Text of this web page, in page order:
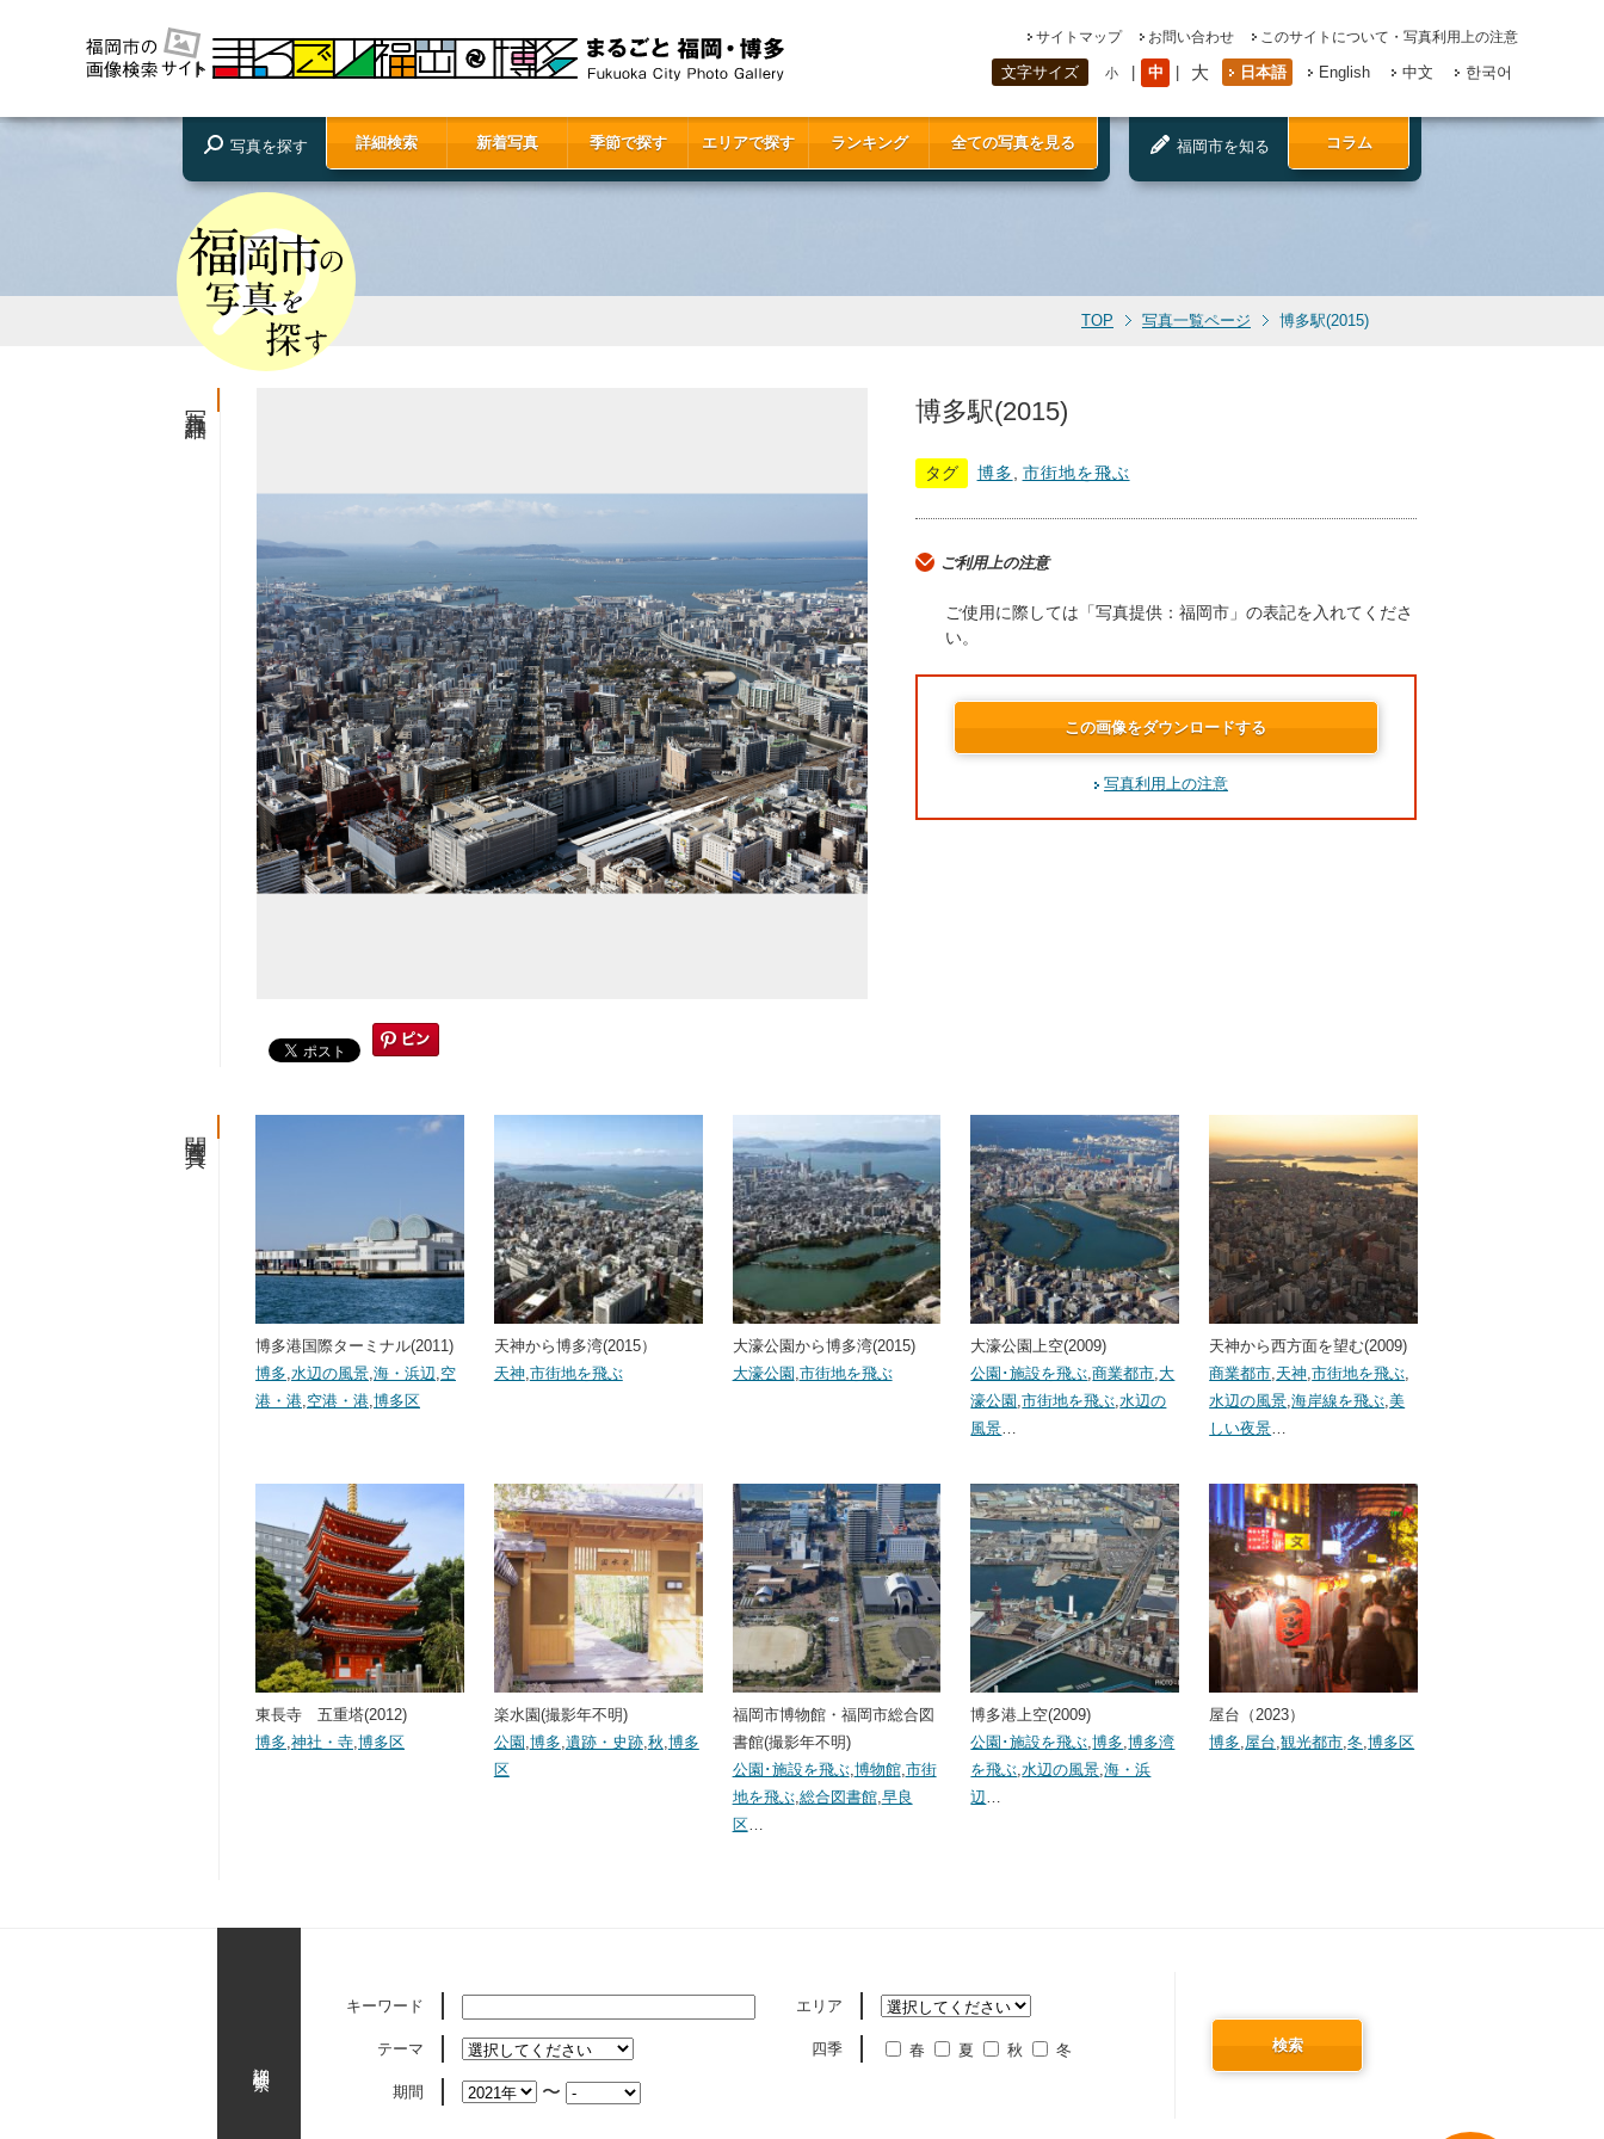
サイトマップ お問い合わせ このサイトについて・写真利用上の注意
文字サイズ 小 中 大 日本語 English 中文 한국어
写真を探す 詳細検索 新着写真 季節で探す エリアで探す ランキング 全ての写真を見る 福岡市を知る コラム
TOP 写真一覧ページ 博多駅(2015)
博多駅(2015)
タグ 博多 市街地を飛ぶ
ご利用上の注意
ご使用に際しては「写真提供：福岡市」の表記を入れてくださ
い。
この画像をダウンロードする
写真利用上の注意
博多港国際ターミナル(2011)
博多 水辺の風景 海・浜辺 空
港・港 空港・港 博多区
天神から博多湾(2015）
天神, 市街地を飛ぶ
大濠公園から博多湾(2015)
大濠公園 市街地を飛ぶ
大濠公園上空(2009)
公園･施設を飛ぶ ,商業都市 大
濠公園 ,市街地を飛ぶ ,水辺の
風景
天神から西方面を望む(2009)
商業都市 天神 ,市街地を飛ぶ
水辺の風景 ,海岸線を飛ぶ ,美
しい夜景
東長寺 五重塔(2012)
博多 神社・寺 博多区
楽水園(撮影年不明)
公園 博多 遺跡・史跡, 秋 博多
区
福岡市博物館・福岡市総合図
書館(撮影年不明)
公園･施設を飛ぶ, 博物館, 市街
地を飛ぶ, 総合図書館, 早良
区…
博多港上空(2009)
公園･施設を飛ぶ ,博多 ,博多湾
を飛ぶ ,水辺の風景 ,海・浜
辺
屋台（2023）
博多 屋台 ,観光都市 ,冬 ,博多区
キーワード エリア
テーマ 四季 春 夏 秋 冬
期間 〜
検索